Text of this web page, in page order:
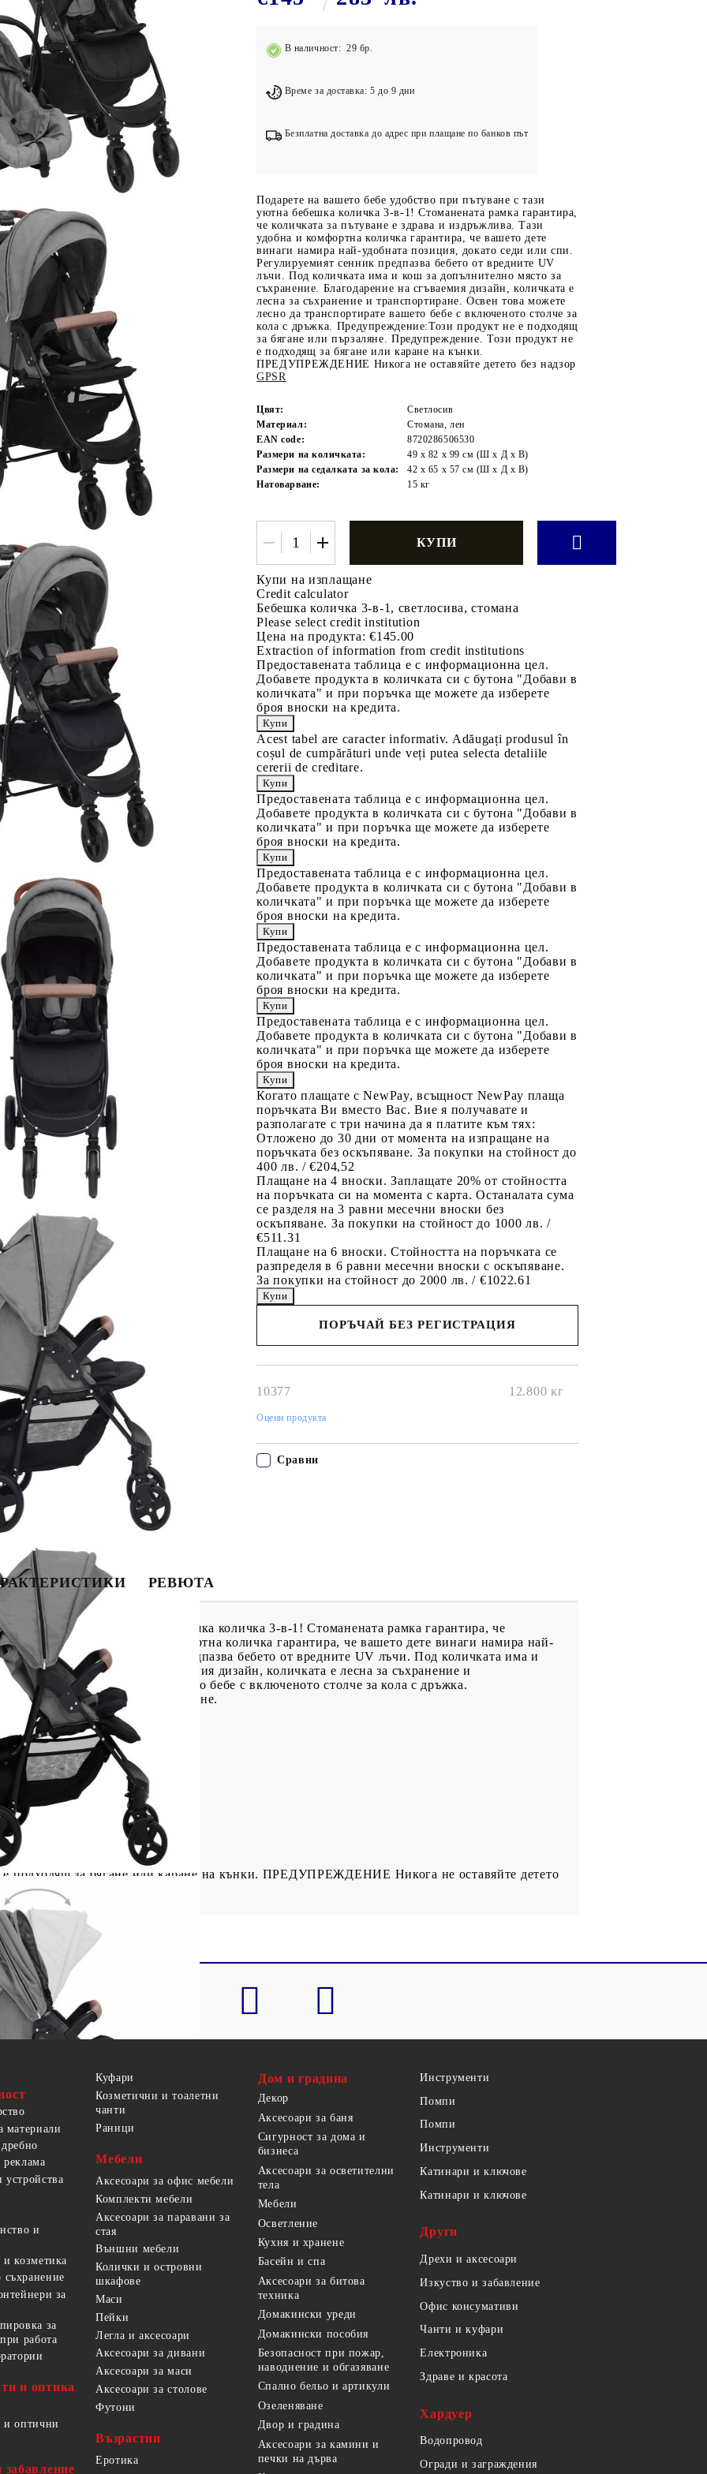
Подложки за фитнес уреди
Лостове за набиране
Силови кули
Йога и пилатес
Tweet
В наличност: 29 бр.
Време за доставка: 5 до 9 дни
Безплатна доставка до адрес при плащане по банков път
Подарете на вашето бебе удобство при пътуване с тази
уютна бебешка количка 3-в-1! Стоманената рамка гарантира,
че количката за пътуване е здрава и издръжлива. Тази
удобна и комфортна количка гарантира, че вашето дете
винаги намира най-удобната позиция, докато седи или спи.
Регулируемият сенник предпазва бебето от вредните UV
лъчи. Под количката има и кош за допълнително място за
съхранение. Благодарение на сгъваемия дизайн, количката е
лесна за съхранение и транспортиране. Освен това можете
лесно да транспортирате вашето бебе с включеното столче за
кола с дръжка. Предупреждение:Този продукт не е подходящ
за бягане или пързаляне. Предупреждение. Този продукт не
е подходящ за бягане или каране на кънки.
ПРЕДУПРЕЖДЕНИЕ Никога не оставяйте детето без надзор
GPSR
Цвят:
Светлосив
Материал:
Стомана, лен
EAN code:
8720286506530
Размери на количката:
49 x 82 x 99 см (Ш x Д x В)
Размери на седалката за кола:
42 x 65 x 57 см (Ш x Д x В)
Натоварване:
15 кг
Купи на изплащане
Credit calculator
Бебешка количка 3-в-1, светлосива, стомана
Please select credit institution
Цена на продукта: €145.00
Extraction of information from credit institutions
Предоставената таблица е с информационна цел.
Добавете продукта в количката си с бутона "Добави в
количката" и при поръчка ще можете да изберете
броя вноски на кредита.
Acest tabel are caracter informativ. Adăugați produsul în
coșul de cumpărături unde veți putea selecta detaliile
cererii de creditare.
Предоставената таблица е с информационна цел.
Добавете продукта в количката си с бутона "Добави в
количката" и при поръчка ще можете да изберете
броя вноски на кредита.
Предоставената таблица е с информационна цел.
Добавете продукта в количката си с бутона "Добави в
количката" и при поръчка ще можете да изберете
броя вноски на кредита.
Предоставената таблица е с информационна цел.
Добавете продукта в количката си с бутона "Добави в
количката" и при поръчка ще можете да изберете
броя вноски на кредита.
Предоставената таблица е с информационна цел.
Добавете продукта в количката си с бутона "Добави в
количката" и при поръчка ще можете да изберете
броя вноски на кредита.
Когато плащате с NewPay, всъщност NewPay плаща
поръчката Ви вместо Вас. Вие я получавате и
разполагате с три начина да я платите към тях:
Отложено до 30 дни от момента на изпращане на
поръчката без оскъпяване. За покупки на стойност до
400 лв. / €204,52
Плащане на 4 вноски. Заплащате 20% от стойността
на поръчката си на момента с карта. Останалата сума
се разделя на 3 равни месечни вноски без
оскъпяване. За покупки на стойност до 1000 лв. /
€511.31
Плащане на 6 вноски. Стойността на поръчката се
разпределя в 6 равни месечни вноски с оскъпяване.
За покупки на стойност до 2000 лв. / €1022.61
ПОРЪЧАЙ БЕЗ РЕГИСТРАЦИЯ
10377 12.800 кг
Оцени продукта
Сравни
РЕВЮТА
пътуване с тази уютна бебешка количка 3-в-1! Стоманената рамка гарантира, че
Тази удобна и комфортна количка гарантира, че вашето дете винаги намира най-
спи. Регулируемият сенник предпазва бебето от вредните UV лъчи. Под количката има и
Благодарение на сгъваемия дизайн, количката е лесна за съхранение и
лесно да транспортирате вашето бебе с включеното столче за кола с дръжка.
за бягане или пързаляне.
x 99 см (Ш x Д x В)
42 x 65 x 57 см (Ш x Д x В)
подходящ за бягане или каране на кънки. ПРЕДУПРЕЖДЕНИЕ Никога не оставяйте детето
материали
и
козметика
за
за
работа
и оптика
и оптични
забавление
Куфари
Козметични и тоалетни
чанти
Раници
Мебели
Аксесоари за офис мебели
Комплекти мебели
Аксесоари за паравани за
стая
Външни мебели
Колички и островни
шкафове
Маси
Пейки
Легла и аксесоари
Аксесоари за дивани
Аксесоари за маси
Аксесоари за столове
Футони
Възрастни
Еротика
Дом и градина
Декор
Аксесоари за баня
Сигурност за дома и
бизнеса
Аксесоари за осветителни
тела
Мебели
Осветление
Кухня и хранене
Басейн и спа
Аксесоари за битова
техника
Домакински уреди
Домакински пособия
Безопасност при пожар,
наводнение и обгазяване
Спално бельо и артикули
Озеленяване
Двор и градина
Аксесоари за камини и
печки на дърва
Инструменти
Помпи
Помпи
Инструменти
Катинари и ключове
Катинари и ключове
Други
Дрехи и аксесоари
Изкуство и забавление
Офис консумативи
Чанти и куфари
Електроника
Здраве и красота
Хардуер
Водопровод
Огради и заграждения